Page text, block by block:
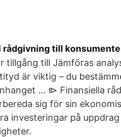
rådgivning till
tillgång till Jämföras
är viktig – du
… ⧐ Finansiella
sig för sin
investeringar på